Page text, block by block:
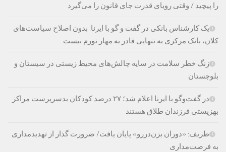
را پیچید / وقتی رویای قدرت جای قانون را می‌گیرد
یک کارشناس بانکی در گفت و گو با ایرنا: بدون اصلاح سیاست‌های
کلان، بانک مرکزی به تنهایی قادر به مهار تورم نیست
زنگ خطر سلامت در سایه چالش‌های محیط زیستی در سیستان و
بلوچستان
در گفت‌وگو با ایرنا اعلام شد؛ ۲۷ درصد کودکان بدسرپرست مراکز
بهزیستی فرزندان طلاق هستند
ظریف: «دوران بزن‌دررو» پایان یافت/ ضرورت گذار از تهدیدمداری
به فرصت‌مداری